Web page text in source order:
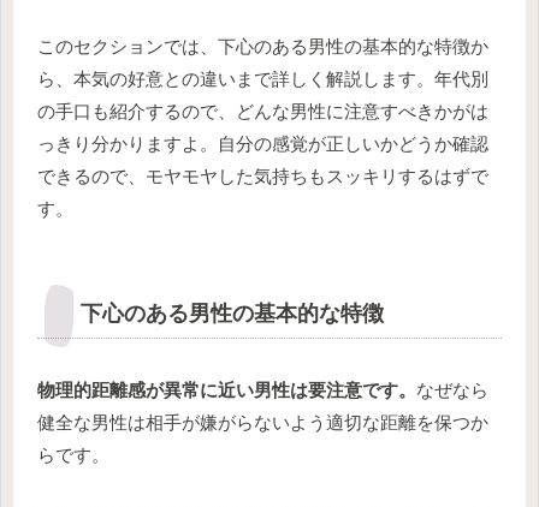
このセクションでは、下心のある男性の基本的な特徴か
ら、本気の好意との違いまで詳しく解説します。年代別
の手口も紹介するので、どんな男性に注意すべきかがは
っきり分かりますよ。自分の感覚が正しいかどうか確認
できるので、モヤモヤした気持ちもスッキリするはずで
す。
下心のある男性の基本的な特徴
物理的距離感が異常に近い男性は要注意です。 なぜなら
健全な男性は相手が嫌がらないよう適切な距離を保つか
らです。